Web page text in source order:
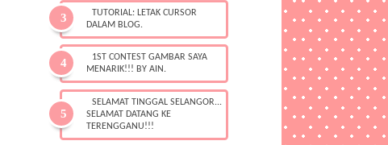
TUTORIAL: LETAK CURSOR
DALAM BLOG.
1ST CONTEST GAMBAR SAYA
MENARIK!!! BY AIN.
SELAMAT TINGGAL SELANGOR...
SELAMAT DATANG KE
TERENGGANU!!!